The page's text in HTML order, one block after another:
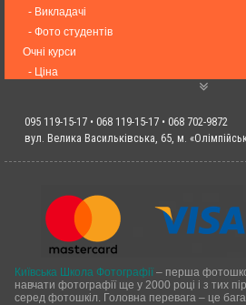
- Викладачі
- Фото студентів
Очні курси
- Ціна
Події
- Оренда Студій
- Контакти
095 119-15-17 • 068 119-15-17 • 068 702-9872
вул. Велика Васильківська, 65, м.
Київська Школа Фотографії– перша
навчати фотографії ще у 2000 році і з тих
серед фотошкіл. Головна перевага – це